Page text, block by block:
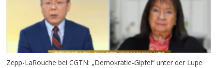
Zepp-LaRouche bei CGTN: „Demokratie-Gipfel“ unter der Lupe